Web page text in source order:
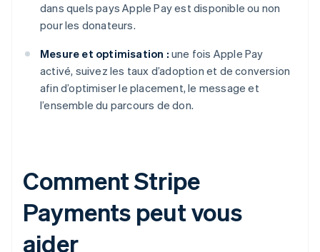
dans quels pays Apple Pay est disponible ou non
pour les donateurs.
Mesure et optimisation : une fois Apple Pay
activé, suivez les taux d’adoption et de conversion
afin d’optimiser le placement, le message et
l’ensemble du parcours de don.
Comment Stripe
Payments peut vous
aider